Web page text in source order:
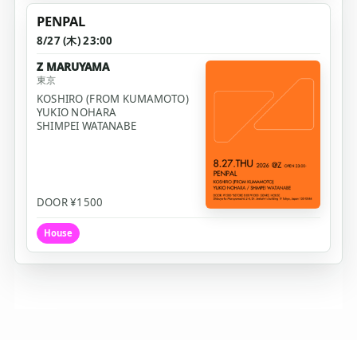
PENPAL
8/27 (木) 23:00
Z MARUYAMA
東京
KOSHIRO (FROM KUMAMOTO)
YUKIO NOHARA
SHIMPEI WATANABE
DOOR ¥1500
House